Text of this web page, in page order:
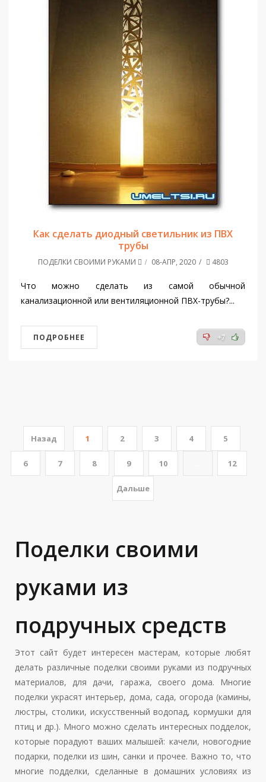
Как сделать диодный светильник из ПВХ
трубы
ПОДЕЛКИ СВОИМИ РУКАМИ 08-АПР, 2020 4803
Что можно сделать из самой обычной
канализационной или вентиляционной ПВХ-трубы?...
+7
ПОДРОБНЕЕ
Назад 1 2 3 4 5
6 7 8 9 10 12
Дальше
Поделки своими
руками из
подручных средств
Этот сайт будет интересен мастерам, которые любят
делать различные поделки своими руками из подручных
материалов, для дачи, гаража, своего дома. Многие
поделки украсят интерьер, дома, сада, огорода (камины,
люстры, столики, искусственный водопад, кормушки для
птиц и др.). Много можно сделать интересных подделок,
которые порадуют ваших малышей: качели, новогодние
подарки, поделки из шин, санки и прочее. Важно то, что
многие подделки, сделанные в домашних условиях из